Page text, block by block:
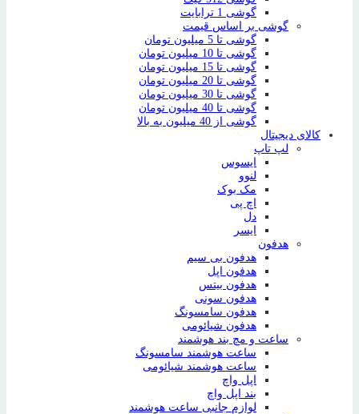
گوشی 1 ترابایت
گوشی بر اساس قیمت
گوشی تا 5 میلیون تومان
گوشی تا 10 میلیون تومان
گوشی تا 15 میلیون تومان
گوشی تا 20 میلیون تومان
گوشی تا 30 میلیون تومان
گوشی تا 40 میلیون تومان
گوشی از 40 میلیون به بالا
کالای دیجیتال
لپ تاپ
ایسوس
لنوو
مک بوک
اچ پی
دل
ایسر
هدفون
هدفون بی سیم
هدفون اپل
هدفون بیتس
هدفون سونی
هدفون سامسونگ
هدفون شیائومی
ساعت و مچ بند هوشمند
ساعت هوشمند سامسونگ
ساعت هوشمند شیائومی
اپل واچ
بند اپل واچ
لوازم جانبی ساعت هوشمند